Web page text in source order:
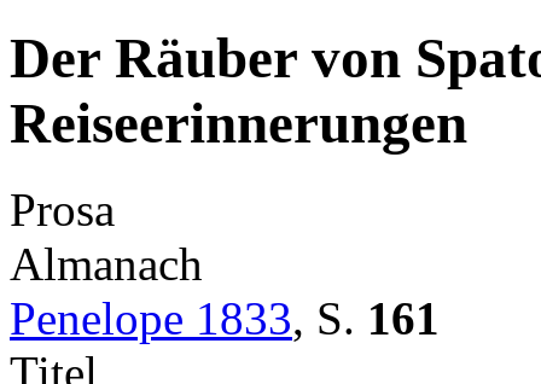
Der Räuber von
Reiseerinnerungen
Prosa
Almanach
Penelope 1833, S. 161
Titel